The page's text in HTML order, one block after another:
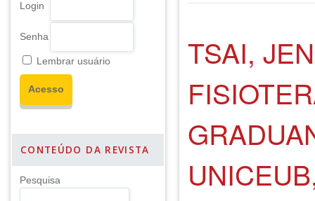
Login
Senha
Lembrar usuário
CONTEÚDO DA REVISTA
Pesquisa
TSAI,